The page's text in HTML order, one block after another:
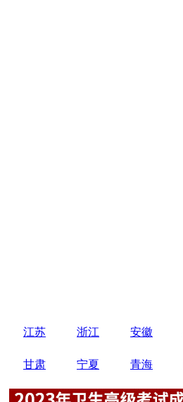
江苏 浙江 安徽
甘肃 宁夏 青海